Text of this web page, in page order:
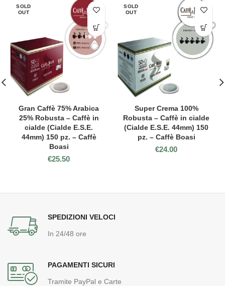
SOLD
OUT
Gran Caffè 75% Arabica
25% Robusta – Caffè in
cialde (Cialde E.S.E.
44mm) 150 pz. – Caffè
Boasi
€25.50
SOLD
OUT
Super Crema 100%
Robusta – Caffè in cialde
(Cialde E.S.E. 44mm) 150
pz. – Caffè Boasi
€24.00
SPEDIZIONI VELOCI
In 24/48 ore
PAGAMENTI SICURI
Tramite PayPal e Carte